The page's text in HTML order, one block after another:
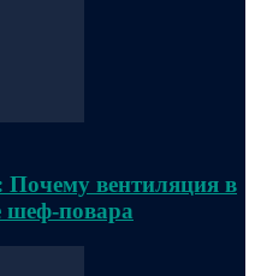
вентиляция в
шеф-повара